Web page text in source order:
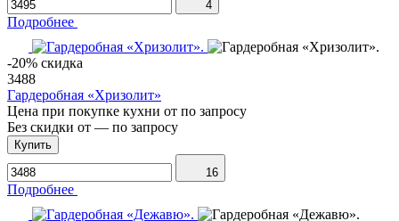
4
Подробнее
-20% скидка
3488
Гардеробная «Хризолит»
Цена при покупке кухни от по запросу
Без скидки от — по запросу
Купить
16
Подробнее